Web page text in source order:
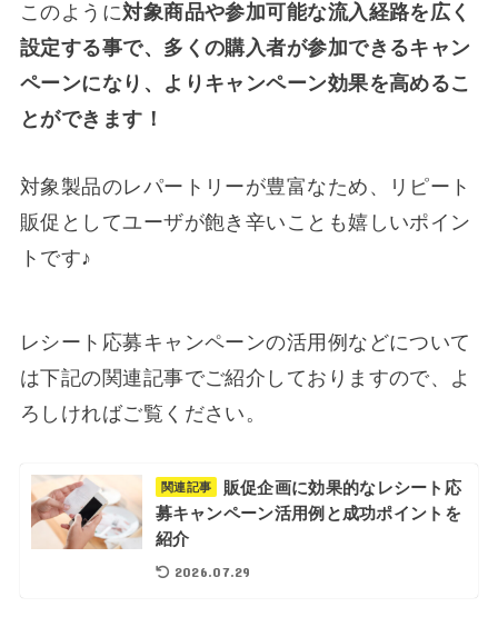
このように対象商品や参加可能な流入経路を広く
設定する事で、多くの購入者が参加できるキャン
ペーンになり、よりキャンペーン効果を高めるこ
とができます！
対象製品のレパートリーが豊富なため、リピート
販促としてユーザが飽き辛いことも嬉しいポイン
トです♪
レシート応募キャンペーンの活用例などについて
は下記の関連記事でご紹介しておりますので、よ
ろしければご覧ください。
関連記事
販促企画に効果的なレシート応
募キャンペーン活用例と成功ポイントを
紹介
2026.07.29